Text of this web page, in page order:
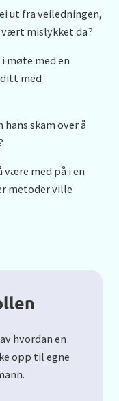
ut fra veiledningen,
mislykket da?
møte med en
ditt med
hans skam over å
være med på i en
metoder ville
hvordan en
opp til egne